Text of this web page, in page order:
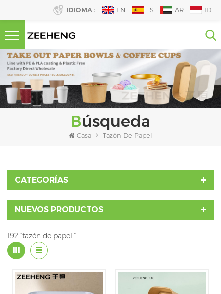
IDIOMA : EN ES AR ID
Búsqueda
Casa Tazón De Papel
CATEGORÍAS
NUEVOS PRODUCTOS
192 "tazón de papel "